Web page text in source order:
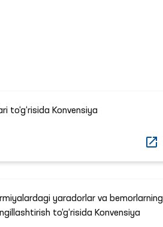
to‘g‘risida Konvensiya
yaradorlar va bemorlarning
to‘g‘risida Konvensiya